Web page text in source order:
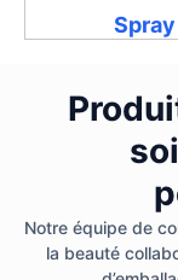
Notre équipe de
la beauté